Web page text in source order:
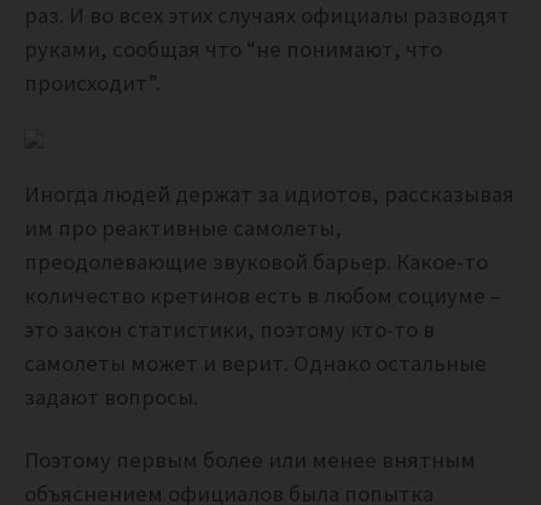
раз. И во всех этих случаях официалы разводят
руками, сообщая что “не понимают, что
происходит”.
Иногда людей держат за идиотов, рассказывая
им про реактивные самолеты,
преодолевающие звуковой барьер. Какое-то
количество кретинов есть в любом социуме –
это закон статистики, поэтому кто-то в
самолеты может и верит. Однако остальные
задают вопросы.
Поэтому первым более или менее внятным
объяснением официалов была попытка